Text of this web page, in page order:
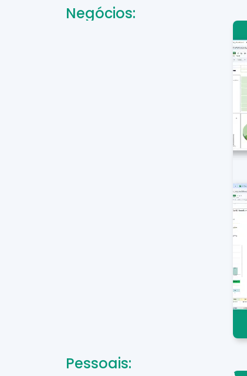
Negócios:
Pessoais: